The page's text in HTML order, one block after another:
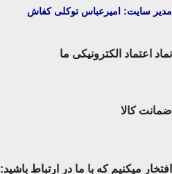
مدیر سایت: امیرعباس توکلی کفاش
نماد اعتماد الکترونیکی ما
ضمانت کالا
افتخار میکنیم که با ما در ارتباط باشید: